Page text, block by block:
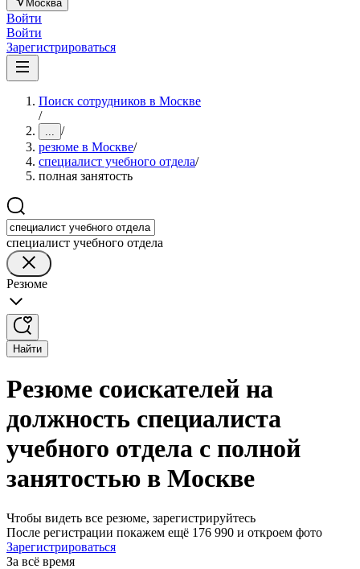
Москва
Войти
Войти
Зарегистрироваться
Поиск сотрудников в Москве
/
... /
резюме в Москве/
специалист учебного отдела/
полная занятость
специалист учебного отдела
Резюме
Найти
Резюме соискателей на
должность специалиста
учебного отдела с полной
занятостью в Москве
Чтобы видеть все резюме, зарегистрируйтесь
После регистрации покажем ещё 176 990 и откроем фото
Зарегистрироваться
За всё время